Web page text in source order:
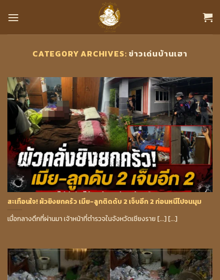
CATEGORY ARCHIVES: ข่าวเด่นบ้านเฮา
สะเทือนใจ! ผัวยิงยกครัว เมีย-ลูกติดดับ 2 เจ็บอีก 2 ก่อนหนีไปจนมุม
เมื่อกลางดึกที่ผ่านมา เจ้าหน้าที่ตำรวจในจังหวัดเชียงราย [...] [...]